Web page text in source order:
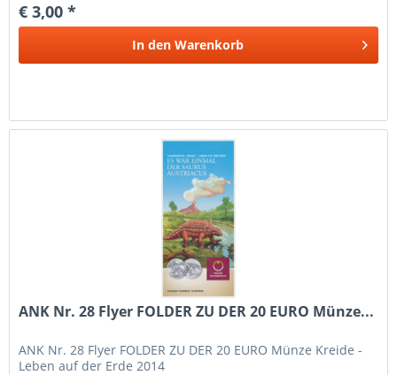
€ 3,00 *
In den Warenkorb
ANK Nr. 28 Flyer FOLDER ZU DER 20 EURO Münze...
ANK Nr. 28 Flyer FOLDER ZU DER 20 EURO Münze Kreide -
Leben auf der Erde 2014